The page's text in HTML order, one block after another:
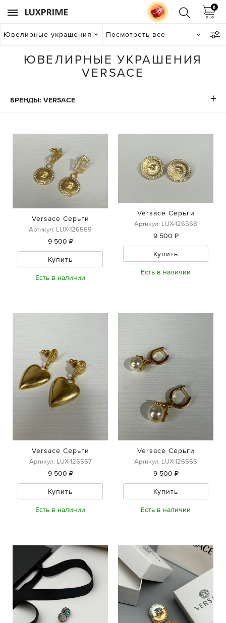
0
Ювелирные украшения Посмотреть все
ЮВЕЛИРНЫЕ УКРАШЕНИЯ
VERSACE
БРЕНДЫ: VERSACE
Versace Серьги
Артикул: LUX-126569
9 500 ₽
Купить
Есть в наличии
Versace Серьги
Артикул: LUX-126568
9 500 ₽
Купить
Есть в наличии
Versace Серьги
Артикул: LUX-126567
9 500 ₽
Купить
Есть в наличии
Versace Серьги
Артикул: LUX-126566
9 500 ₽
Купить
Есть в наличии